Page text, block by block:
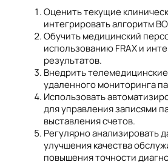
Оценить текущие
интегрировать алгоритм
Обучить медицинский
использованию FRAX и
результатов.
Внедрить
удаленного мониторинга
Использовать
для управления записями
выставления счетов.
Регулярно анализировать
улучшения качества
повышения точности